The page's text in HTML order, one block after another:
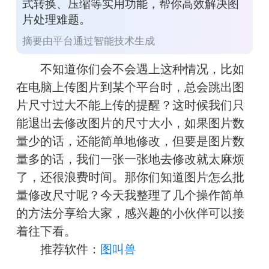
式转换、压缩等实用功能，帮你高效解决图
片处理难题。
摘要由平台通过智能技术生成
不知道你们会不会遇上这种情况，比如
在电脑上传图片到某个平台时，总会跳出图
片尺寸过大不能上传的提醒？这时候我们只
能退出去修改图片的尺寸大小，如果图片数
量少的话，还能简单地修改，但要是图片数
量多的话，我们一张一张地去修改就太麻烦
了，还很浪费时间。那你们知道图片怎么批
量修改尺寸呢？今天我整理了几个操作简单
的方法分享给大家，感兴趣的小伙伴可以接
着往下看。
推荐软件： 图叫兽